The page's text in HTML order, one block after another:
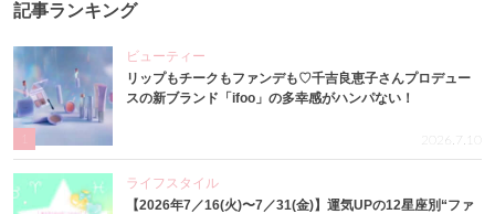
記事ランキング
ビューティー
リップもチークもファンデも♡千吉良恵子さんプロデュー
スの新ブランド「ifoo」の多幸感がハンパない！
2026.7.10
ライフスタイル
【2026年7／16(火)〜7／31(金)】運気UPの12星座別“ファ